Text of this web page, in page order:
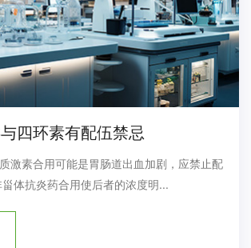
四环素有配伍禁忌
激素合用可能是胃肠道出血加剧，应禁止配
体抗炎药合用使后者的浓度明...